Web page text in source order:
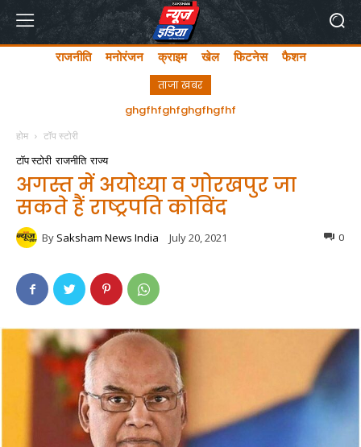
राजनीति मनोरंजन क्राइम खेल फिटनेस फैशन
ताजा खबर
अयोध्या में लता मंगेशकर चौक का सीएम योगी ने किया उद्घाटन
होम टॉप स्टोरी
टॉप स्टोरी राजनीति राज्य
अगस्त में अयोध्या व गोरखपुर जा
सकते हैं राष्ट्रपति कोविंद
By Saksham News India July 20, 2021 0